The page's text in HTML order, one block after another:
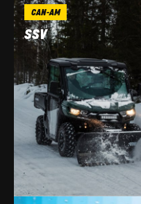
CAN-AM
SSV